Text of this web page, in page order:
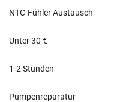
NTC-Fühler Austausch
Unter 30 €
1-2 Stunden
Pumpenreparatur